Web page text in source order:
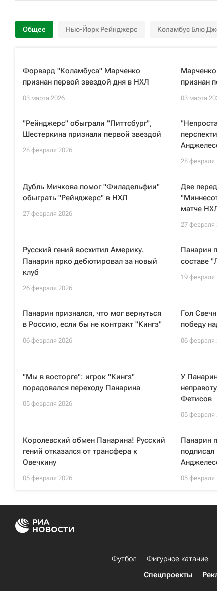
Общее Нью-Йорк Рейнджерс Коламбус Блю
Форвард "Коламбуса" Марченко
признан первой звездой дня в НХЛ
03 марта 2026
признан
03 марта
"Рейнджерс" обыграли "Питтсбург",
Шестеркина признали первой звездой
28 февраля 2026
28 февраля
Дубль Мичкова помог "Филадельфии"
обыграть "Рейнджерс" в НХЛ
27 февраля 2026
Две
матче
27 февраля
Русский гений восхитил Америку.
Панарин ярко дебютировал за новый
клуб
26 февраля 2026
Панарин
составе
19 февраля
Панарин признался, что мог вернуться
в Россию, если бы не контракт "Кингз"
06 февраля 2026
Гол
победу
06 февраля
"Мы в восторге": игрок "Кингз"
порадовался переходу Панарина
05 февраля 2026
У
Фетисов
05 февраля
Королевский обмен Панарина! Русский
гений отказался от трансфера к
Овечкину
05 февраля 2026
Панарин
подписал
05 февраля
Футбол Фигурное катание
Спецпроекты